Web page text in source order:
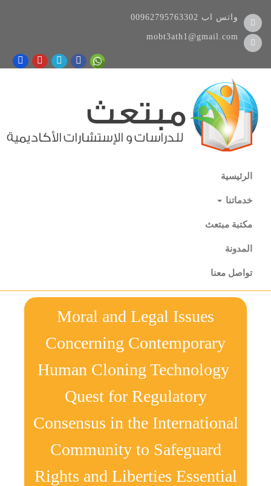
00962795763302 واتس اب
mobt3ath1@gmail.com
الرئيسية
خدماتنا
مكتبة مبتعث
المدونة
تواصل معنا
Moral and Legal Issues
Concerning Contemporary
Human Cloning Technology
Quest for Regulatory
Consensus in the International
Community to Safeguard
Rights and Liberties Essential